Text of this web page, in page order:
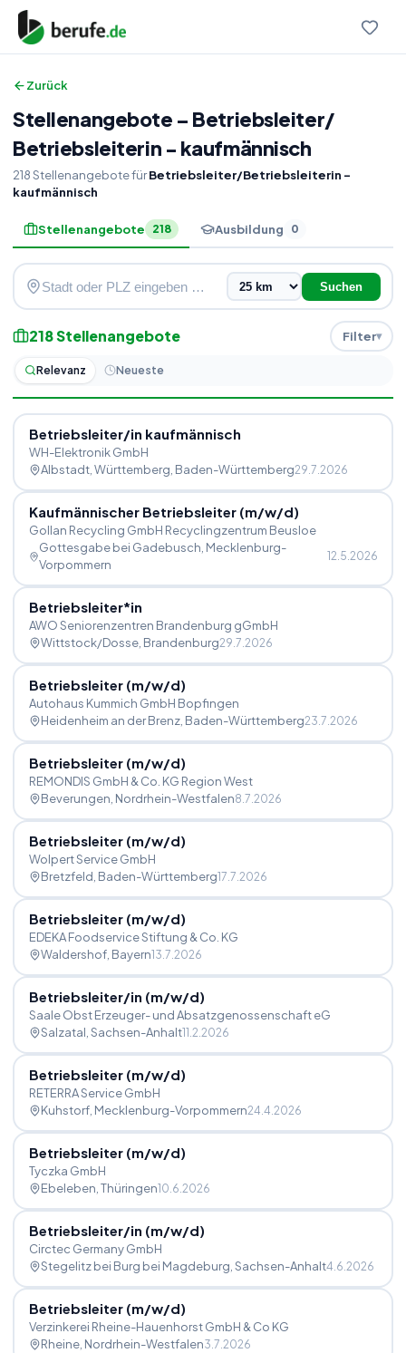
Zurück
Stellenangebote – Betriebsleiter/
Betriebsleiterin - kaufmännisch
218StellenangebotefürBetriebsleiter/Betriebsleiterin -
kaufmännisch
Stellenangebote 218 Ausbildung 0
Suchen
218Stellenangebote
Relevanz Neueste
Filter
Betriebsleiter/in kaufmännisch
WH-Elektronik GmbH
Albstadt, Württemberg , Baden-Württemberg29.7.2026
Kaufmännischer Betriebsleiter (m/w/d)
Gollan Recycling GmbH Recyclingzentrum Beusloe
Gottesgabe bei Gadebusch , Mecklenburg-
Vorpommern
12.5.2026
Betriebsleiter*in
AWO Seniorenzentren Brandenburg gGmbH
Wittstock/Dosse, Brandenburg29.7.2026
Betriebsleiter (m/w/d)
Autohaus Kummich GmbH Bopfingen
Heidenheim an der Brenz, Baden-Württemberg23.7.2026
Betriebsleiter (m/w/d)
REMONDIS GmbH & Co. KG Region West
Beverungen , Nordrhein-Westfalen8.7.2026
Betriebsleiter (m/w/d)
Wolpert Service GmbH
Bretzfeld , Baden-Württemberg17.7.2026
Betriebsleiter (m/w/d)
EDEKA Foodservice Stiftung & Co. KG
Waldershof, Bayern13.7.2026
Betriebsleiter/in (m/w/d)
Saale Obst Erzeuger- und Absatzgenossenschaft eG
Salzatal , Sachsen-Anhalt11.2.2026
Betriebsleiter (m/w/d)
RETERRA Service GmbH
Kuhstorf, Mecklenburg-Vorpommern24.4.2026
Betriebsleiter (m/w/d)
Tyczka GmbH
Ebeleben , Thüringen10.6.2026
Betriebsleiter/in (m/w/d)
Circtec Germany GmbH
Stegelitz bei Burg bei Magdeburg , Sachsen-Anhalt4.6.2026
Betriebsleiter (m/w/d)
Verzinkerei Rheine-Hauenhorst GmbH & Co KG
Rheine, Nordrhein-Westfalen3.7.2026